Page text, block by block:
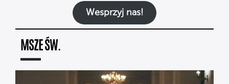
Wesprzyj nas!
MSZE ŚW.